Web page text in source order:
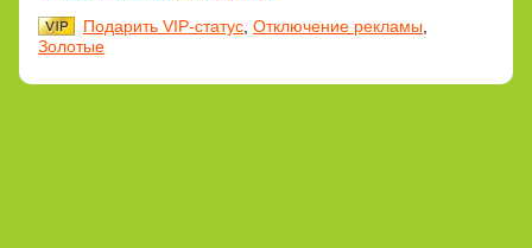
Подарить VIP-статус Отключение рекламы
Золотые